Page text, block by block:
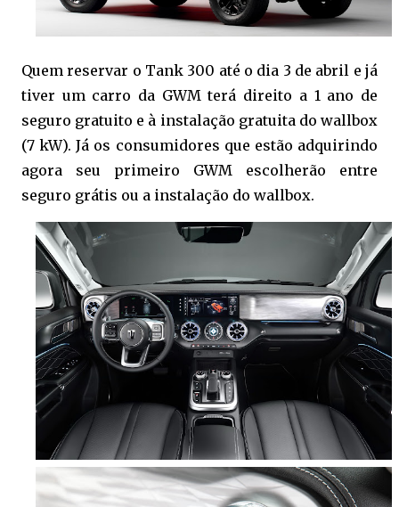
Quem reservar o Tank 300 até o dia 3 de abril e já
tiver um carro da GWM terá direito a 1 ano de
seguro gratuito e à instalação gratuita do wallbox
(7 kW). Já os consumidores que estão adquirindo
agora seu primeiro GWM escolherão entre
seguro grátis ou a instalação do wallbox.